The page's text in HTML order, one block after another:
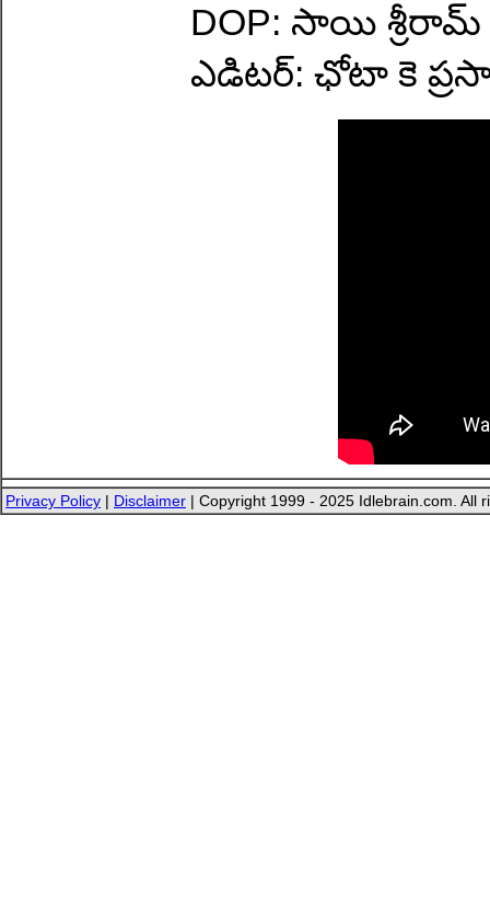
DOP: సాయి శ్రీరామ్
ఎడిటర్: ఛోటా కె
Privacy Policy | Disclaimer | Copyright 1999 - 2025 Idlebrain.com. All